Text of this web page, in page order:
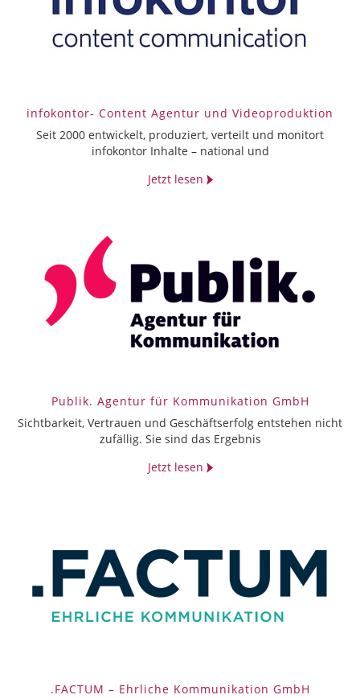
infokontor- Content Agentur und Video­produktion
Seit 2000 entwickelt, produziert, verteilt und monitort
infokontor Inhalte – national und
Jetzt lesen
Publik. Agentur für Kommunikation GmbH
Sichtbarkeit, Vertrauen und Geschäftserfolg entstehen nicht
zufällig. Sie sind das Ergebnis
Jetzt lesen
.FACTUM – Ehrliche Kommunikation GmbH